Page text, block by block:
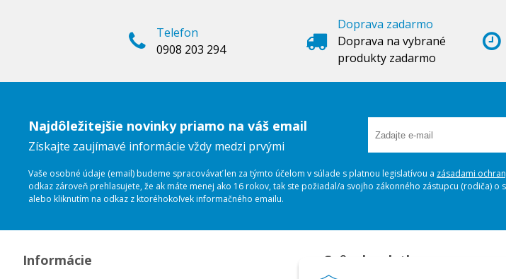
Telefon
0908 203 294
Doprava zadarmo
Doprava na vybrané
produkty zadarmo
Najdôležitejšie novinky priamo na váš email
Získajte zaujímavé informácie vždy medzi prvými
Vaše osobné údaje (email) budeme spracovávať len za týmto účelom v súlade s platnou legislatívou a zásadami
odkaz zároveň prehlasujete, že ak máte menej ako 16 rokov, tak ste požiadal/a svojho zákonného zástupcu (rodiča)
alebo kliknutím na odkaz z ktoréhokoľvek informačného emailu.
Informácie Spôsoby platby